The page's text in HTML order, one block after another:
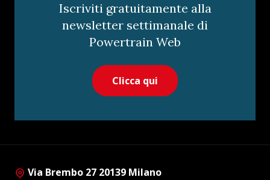
Iscriviti gratuitamente alla
newsletter settimanale di
Powertrain Web
Clicca qui
Via Brembo 27 20139 Milano